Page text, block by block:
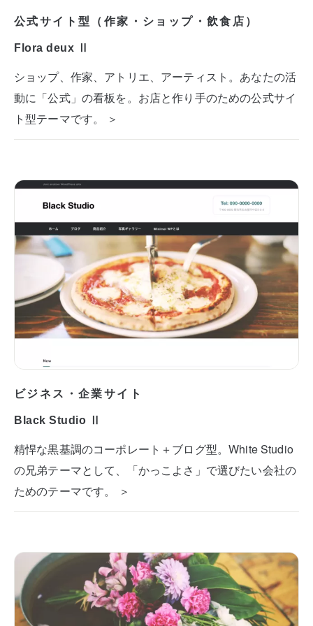
公式サイト型（作家・ショップ・飲食店）
Flora deux Ⅱ
ショップ、作家、アトリエ、アーティスト。あなたの活
動に「公式」の看板を。お店と作り手のための公式サイ
ト型テーマです。 ＞
ビジネス・企業サイト
Black Studio Ⅱ
精悍な黒基調のコーポレート＋ブログ型。White Studio
の兄弟テーマとして、「かっこよさ」で選びたい会社の
ためのテーマです。 ＞